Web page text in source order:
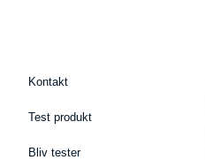
Kontakt
Test produkt
Bliv tester